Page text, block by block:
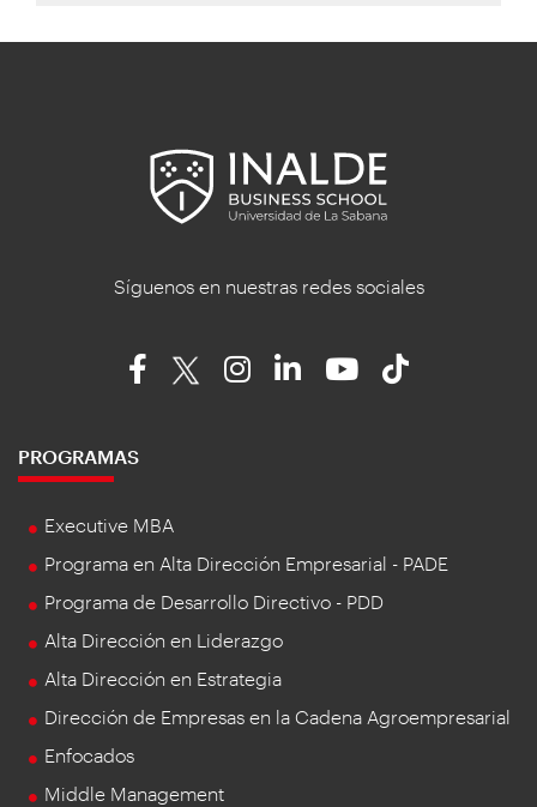
Síguenos en nuestras redes sociales
PROGRAMAS
Executive MBA
Programa en Alta Dirección Empresarial - PADE
Programa de Desarrollo Directivo - PDD
Alta Dirección en Liderazgo
Alta Dirección en Estrategia
Dirección de Empresas en la Cadena Agroempresarial
Enfocados
Middle Management